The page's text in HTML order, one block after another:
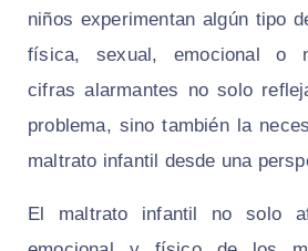
niños experimentan algún tipo
física, sexual, emocional o
cifras alarmantes no solo
problema, sino también la
maltrato infantil desde una
El maltrato infantil no solo